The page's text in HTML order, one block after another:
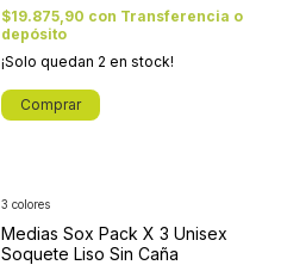
$19.875,90 con Transferencia o
depósito
¡Solo quedan 2 en stock!
Comprar
Medias Sox Pack X 3 Unisex
Soquete Liso Sin Caña
3 colores